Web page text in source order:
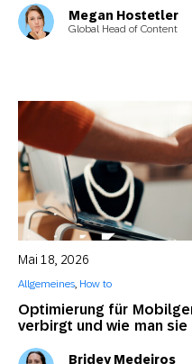
Megan Hostetler
Global Head of Content
Optimierung für
verbirgt und wie man
Mai 18, 2026
Allgemeines, How to
Bridey Medeiros